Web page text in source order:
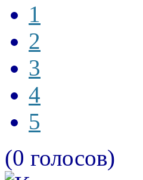
1
2
3
4
5
(0 голосов)